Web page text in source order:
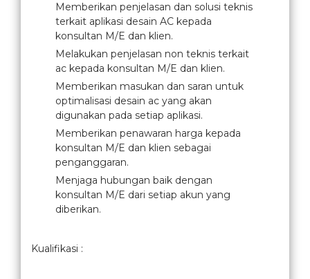
Memberikan penjelasan dan solusi teknis
terkait aplikasi desain AC kepada
konsultan M/E dan klien.
Melakukan penjelasan non teknis terkait
ac kepada konsultan M/E dan klien.
Memberikan masukan dan saran untuk
optimalisasi desain ac yang akan
digunakan pada setiap aplikasi.
Memberikan penawaran harga kepada
konsultan M/E dan klien sebagai
penganggaran.
Menjaga hubungan baik dengan
konsultan M/E dari setiap akun yang
diberikan.
Kualifikasi :